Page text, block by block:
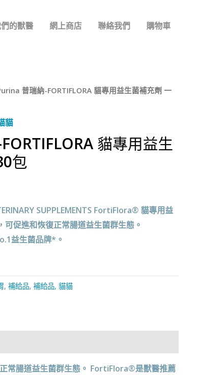
的獸醫 網上商店 聯絡我們 購物車
普瑞納-FORTIFLORA 貓專用益生菌補充劑 一
貓
貓專用益生
包
SUPPLEMENTS FortiFlora® 貓專用益
促進和恢復正常腸道益生菌群生態。
益生菌品牌*。
, 補給品, 補給品, 貓貓
常腸道益生菌群生態。 FortiFlora®是獸醫推薦